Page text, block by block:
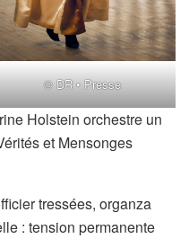
© DR • Presse
Holstein orchestre un
et Mensonges
tressées, organza
: tension permanente